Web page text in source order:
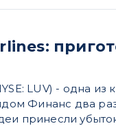
LUV) - одна
Финанс два
принесли